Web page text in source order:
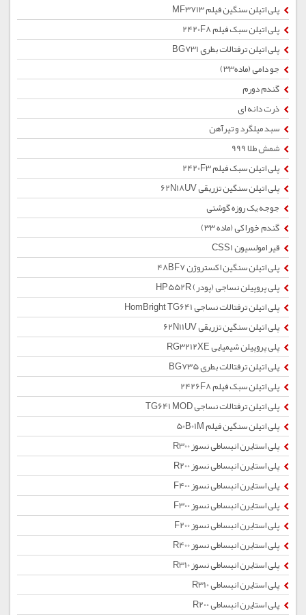
پلی اتیلن سنگین فیلم MF3713
پلی اتیلن سبک فیلم 2420F8
پلی اتیلن ترفتالات بطری BG731
جو دامی (ماده33)
گندم دورم
ذرت دانه ای
سبد میلگرد و تیرآهن
شمش طلا 999
پلی اتیلن سبک فیلم 2420F3
پلی اتیلن سنگین تزریقی 62N18UV
جوجه یک روزه گوشتی
گندم خوراکی (ماده 33)
قیر امولسیون CSS1
پلی اتیلن سنگین اکستروژن 48BF7
پلی پروپیلن نساجی (پودر) HP552R
پلی اتیلن ترفتالات نساجی HomBright TG641
پلی اتیلن سنگین تزریقی 62N11UV
پلی پروپیلن شیمیایی RG3212XE
پلی اتیلن ترفتالات بطری BG735
پلی اتیلن سبک فیلم 2426F8
پلی اتیلن ترفتالات نساجی TG641 MOD
پلی اتیلن سنگین فیلم 50B01M
پلی استایرن انبساطی نسوز R300
پلی استایرن انبساطی نسوز R200
پلی استایرن انبساطی نسوز F400
پلی استایرن انبساطی نسوز F300
پلی استایرن انبساطی نسوز F200
پلی استایرن انبساطی نسوز R400
پلی استایرن انبساطی نسوز R310
پلی استایرن انبساطی R310
پلی استایرن انبساطی R200